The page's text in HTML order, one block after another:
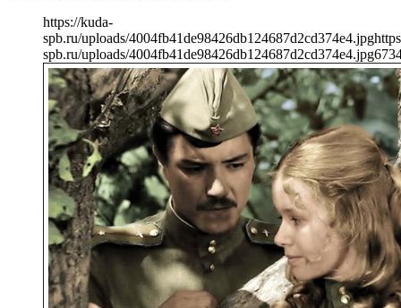
https://kuda-
spb.ru/uploads/4004fb41de98426db124687d2cd374e4.jpg
spb.ru/uploads/4004fb41de98426db124687d2cd374e4.jpg673